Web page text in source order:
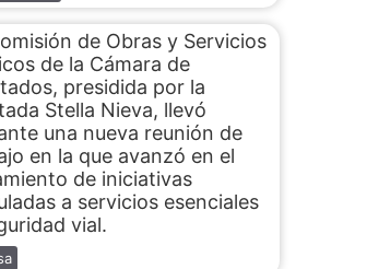
de Obras y Servicios
de la Cámara de
presidida por la
Stella Nieva, llevó
una nueva reunión de
en la que avanzó en el
de iniciativas
a servicios esenciales
vial.